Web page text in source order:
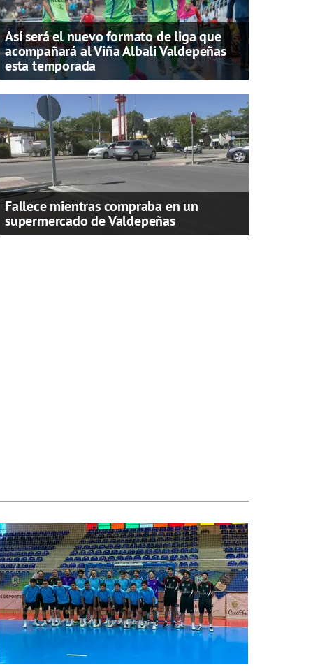
Así será el nuevo formato de liga que
acompañará al Viña Albali Valdepeñas
esta temporada
Fallece mientras compraba en un
supermercado de Valdepeñas